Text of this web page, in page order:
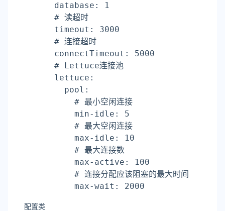
database: 1
# 读超时
timeout: 3000
# 连接超时
connectTimeout: 5000
# Lettuce连接池
lettuce:
pool:
# 最小空闲连接
min-idle: 5
# 最大空闲连接
max-idle: 10
# 最大连接数
max-active: 100
# 连接分配应该阻塞的最大时间
max-wait: 2000
配置类